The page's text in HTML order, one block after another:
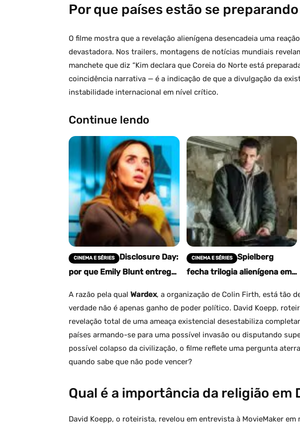
Por que países estão se
O filme mostra que a revelação alienígena desencadeia uma
devastadora. Nos trailers, montagens de notícias mundiais
manchete que diz “Kim declara que Coreia do Norte está
coincidência narrativa — é a indicação de que a divulgação da
instabilidade internacional em nível crítico.
Continue lendo
CINEMA E SÉRIES
Disclosure Day:
por que Emily Blunt entrega
filme de Spielberg
CINEMA E SÉRIES
Spielberg
fecha trilogia alienígena em
A razão pela qual Wardex, a organização de Colin Firth, está tão
verdade não é apenas ganho de poder político. David Koepp,
revelação total de uma ameaça existencial desestabiliza
países armando-se para uma possível invasão ou disputando
possível colapso da civilização, o filme reflete uma pergunta
quando sabe que não pode vencer?
Qual é a importância da religião em
David Koepp, o roteirista, revelou em entrevista à MovieMaker